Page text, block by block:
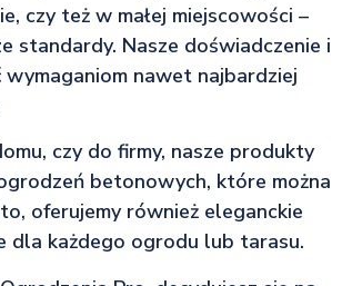
czy też w małej miejscowości –
standardy. Nasze doświadczenie i
nawet najbardziej
czy do firmy, nasze produkty
betonowych, które można
oferujemy również eleganckie
dla każdego ogrodu lub tarasu.